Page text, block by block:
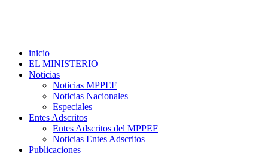
inicio
EL MINISTERIO
Noticias
Noticias MPPEF
Noticias Nacionales
Especiales
Entes Adscritos
Entes Adscritos del MPPEF
Noticias Entes Adscritos
Publicaciones